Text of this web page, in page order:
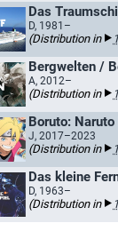
Das
D, 1981–
(Distribution in
Bergwelten /
A, 2012–
(Distribution in
Boruto:
J, 2017–2023
(Distribution in
Das kleine
D, 1963–
(Distribution in